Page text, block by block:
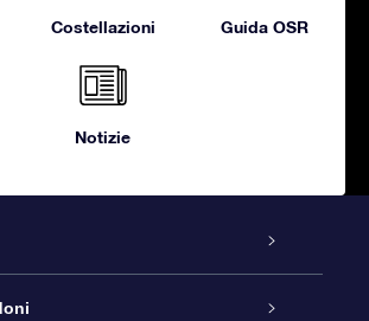
Costellazioni Guida OSR
Notizie